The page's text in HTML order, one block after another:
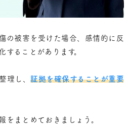
の被害を受けた場合、感情的に反
することがあります。
理し、証拠を確保することが重要
をまとめておきましょう。